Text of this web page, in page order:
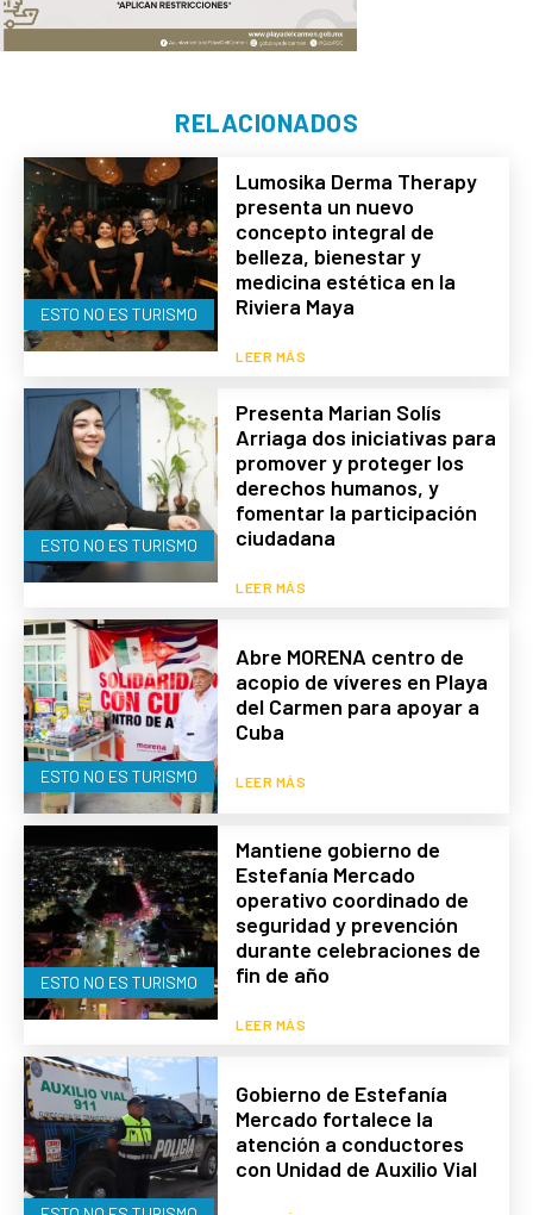
RELACIONADOS
ESTO NO ES TURISMO
Lumosika Derma Therapy
presenta un nuevo
concepto integral de
belleza, bienestar y
medicina estética en la
Riviera Maya
LEER MÁS
ESTO NO ES TURISMO
Presenta Marian Solís
Arriaga dos iniciativas para
promover y proteger los
derechos humanos, y
fomentar la participación
ciudadana
LEER MÁS
ESTO NO ES TURISMO
Abre MORENA centro de
acopio de víveres en Playa
del Carmen para apoyar a
Cuba
LEER MÁS
ESTO NO ES TURISMO
Mantiene gobierno de
Estefanía Mercado
operativo coordinado de
seguridad y prevención
durante celebraciones de
fin de año
LEER MÁS
Gobierno de Estefanía
Mercado fortalece la
atención a conductores
con Unidad de Auxilio Vial